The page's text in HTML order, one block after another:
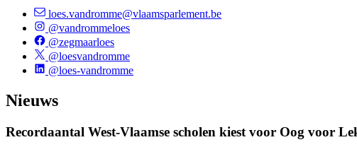
loes.vandromme@vlaamsparlement.be
@vandrommeloes
@zegmaarloes
@loesvandromme
@loes-vandromme
Nieuws
Recordaantal West-Vlaamse scholen kiest voor Oog voor